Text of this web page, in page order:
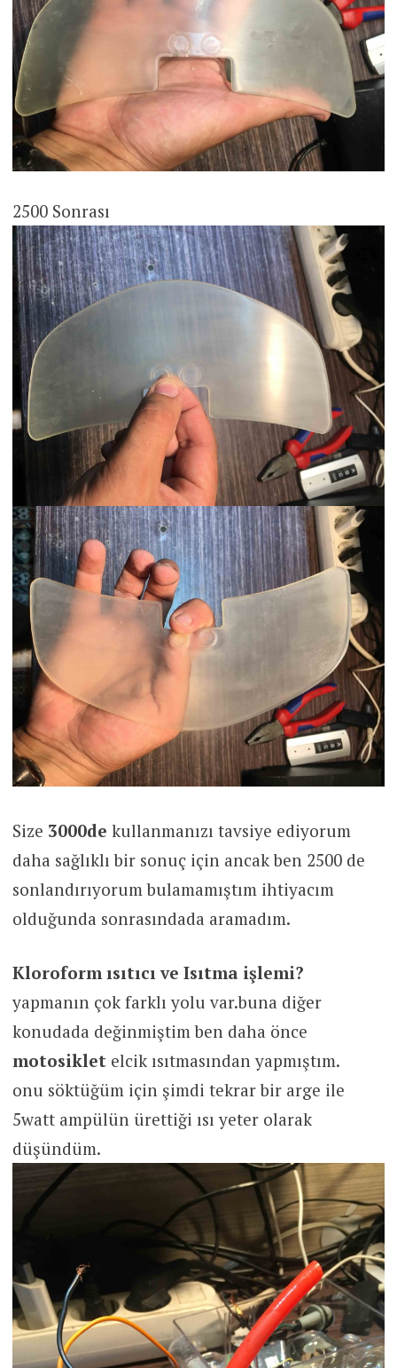
2500 Sonrası
Size 3000de kullanmanızı tavsiye ediyorum
daha sağlıklı bir sonuç için ancak ben 2500 de
sonlandırıyorum bulamamıştım ihtiyacım
olduğunda sonrasındada aramadım.
Kloroform ısıtıcı ve Isıtma işlemi?
yapmanın çok farklı yolu var.buna diğer
konudada değinmiştim ben daha önce
motosikletelcik ısıtmasından yapmıştım.
onu söktüğüm için şimdi tekrar bir arge ile
5watt ampülün ürettiği ısı yeter olarak
düşündüm.